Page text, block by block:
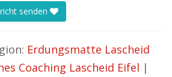
senden
Erdungsmatte Lascheid
Coaching Lascheid Eifel |